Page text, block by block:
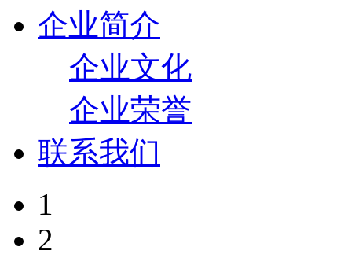
企业简介
企业文化
企业荣誉
联系我们
1
2